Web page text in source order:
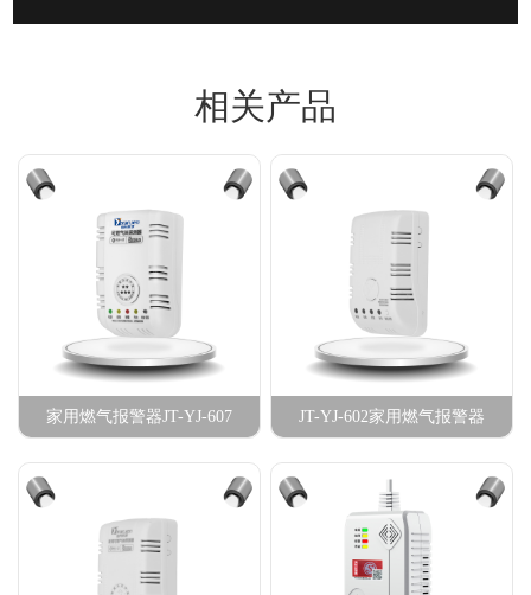
相关产品
家用燃气报警器JT-YJ-607 JT-YJ-602家用燃气报警器